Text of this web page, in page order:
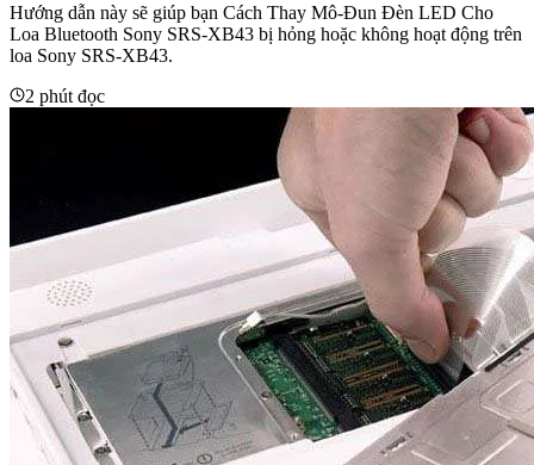
Hướng dẫn này sẽ giúp bạn Cách Thay Mô-Đun Đèn LED Cho
Loa Bluetooth Sony SRS-XB43 bị hỏng hoặc không hoạt động trên
loa Sony SRS-XB43.
2 phút đọc